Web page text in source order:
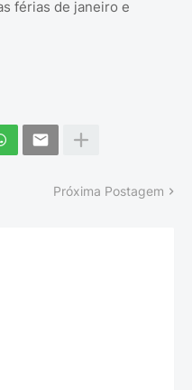
férias de janeiro e
Próxima Postagem